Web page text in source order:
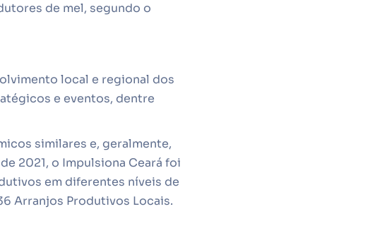
de mel, segundo o
local e regional dos
e eventos, dentre
similares e, geralmente,
2021, o Impulsiona Ceará foi
em diferentes níveis de
Arranjos Produtivos Locais.